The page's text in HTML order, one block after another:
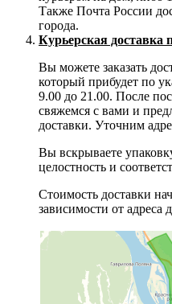
Также Почта России
города.
Курьерская доставка
Вы можете заказать
который прибудет по
9.00 до 21.00. После
свяжемся с вами и
доставки. Уточним
Вы вскрываете
целостность и
Стоимость доставки
зависимости от адреса